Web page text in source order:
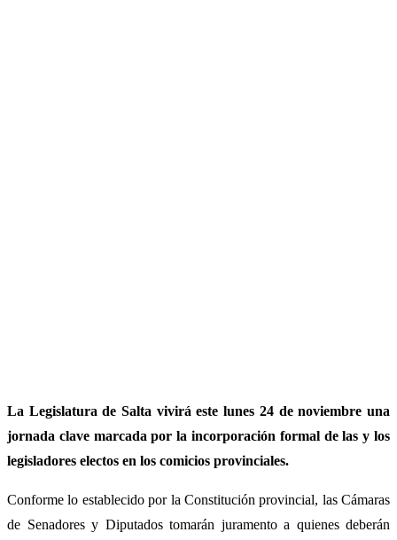
La Legislatura de Salta vivirá este lunes 24 de noviembre una
jornada clave marcada por la incorporación formal de las y los
legisladores electos en los comicios provinciales.
Conforme lo establecido por la Constitución provincial, las Cámaras
de Senadores y Diputados tomarán juramento a quienes deberán